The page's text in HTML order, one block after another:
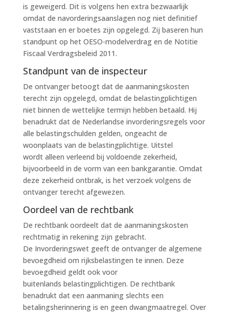
is geweigerd. Dit is volgens hen extra bezwaarlijk
omdat de navorderingsaanslagen nog niet definitief
vaststaan en er boetes zijn opgelegd. Zij baseren hun
standpunt op het OESO-modelverdrag en de Notitie
Fiscaal Verdragsbeleid 2011.
Standpunt van de inspecteur
De ontvanger betoogt dat de aanmaningskosten
terecht zijn opgelegd, omdat de belastingplichtigen
niet binnen de wettelijke termijn hebben betaald. Hij
benadrukt dat de Nederlandse invorderingsregels voor
alle belastingschulden gelden, ongeacht de
woonplaats van de belastingplichtige. Uitstel
wordt alleen verleend bij voldoende zekerheid,
bijvoorbeeld in de vorm van een bankgarantie. Omdat
deze zekerheid ontbrak, is het verzoek volgens de
ontvanger terecht afgewezen.
Oordeel van de rechtbank
De rechtbank oordeelt dat de aanmaningskosten
rechtmatig in rekening zijn gebracht.
De Invorderingswet geeft de ontvanger de algemene
bevoegdheid om rijksbelastingen te innen. Deze
bevoegdheid geldt ook voor
buitenlands belastingplichtigen. De rechtbank
benadrukt dat een aanmaning slechts een
betalingsherinnering is en geen dwangmaatregel. Over